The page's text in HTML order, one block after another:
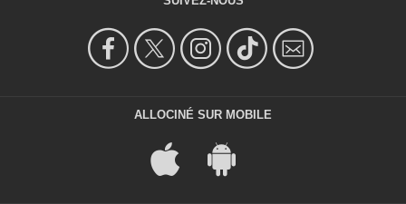
ALLOCINÉ SUR MOBILE